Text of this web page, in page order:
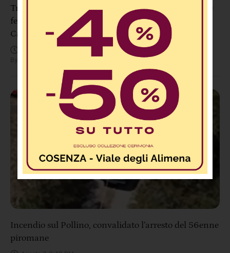
Tragedia sulla SS106 a Pietragrande: un morto e tre
feriti dopo uno scontro tra due auto e una moto nel
Catanzarese
Incendio sul Pollino, convalidato l’arresto del 56enne
piromane